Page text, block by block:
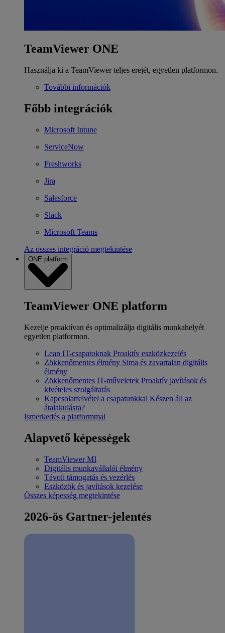
TeamViewer ONE
Használja ki a TeamViewer teljes erejét, egyetlen platformon.
További információk
Főbb integrációk
Microsoft Intune
ServiceNow
Freshworks
Jira
Salesforce
Slack
Microsoft Teams
Az összes integráció megtekintése
ONE platform
TeamViewer ONE platform
Kezelje proaktívan és optimalizálja digitális munkahelyét
egyetlen platformon.
Lean IT-csapatoknak Proaktív eszközkezelés
Zökkenőmentes élmény Sima és zavartalan digitális
élmény
Zökkenőmentes IT-műveletek Proaktív javítások és
kivételes szolgáltatás
Kapcsolatfelvétel a csapatunkkal Készen áll az
átalakulásra?
Ismerkedés a platformmal
Alapvető képességek
TeamViewer MI
Digitális munkavállalói élmény
Távoli támogatás és vezérlés
Eszközök és javítások kezelése
Összes képesség megtekintése
2026-ös Gartner-jelentés